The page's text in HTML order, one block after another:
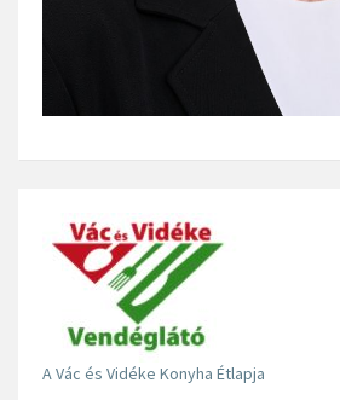
A Vác és Vidéke Konyha Étlapja